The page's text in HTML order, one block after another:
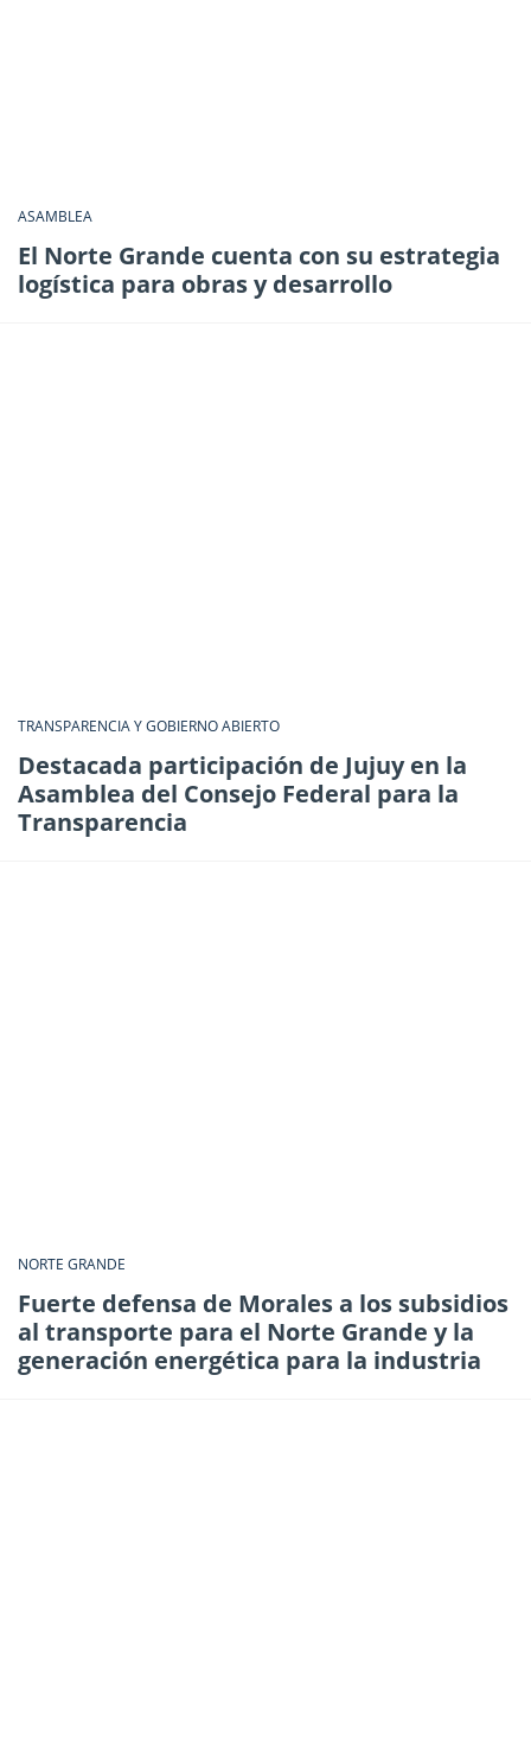
ASAMBLEA
El Norte Grande cuenta con su estrategia
logística para obras y desarrollo
TRANSPARENCIA Y GOBIERNO ABIERTO
Destacada participación de Jujuy en la
Asamblea del Consejo Federal para la
Transparencia
NORTE GRANDE
Fuerte defensa de Morales a los subsidios
al transporte para el Norte Grande y la
generación energética para la industria